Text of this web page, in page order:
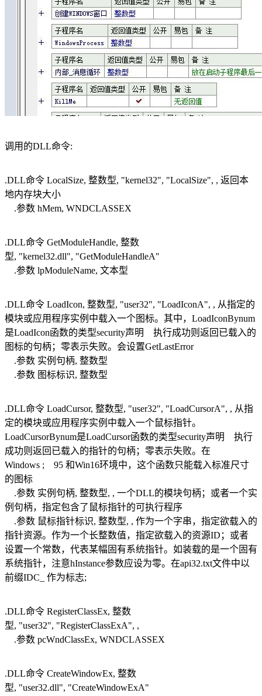
调用的DLL命令:
.DLL命令 LocalSize, 整数型, "kernel32", "LocalSize", , 返回本
地内存块大小
.参数 hMem, WNDCLASSEX
.DLL命令 GetModuleHandle, 整数
型, "kernel32.dll", "GetModuleHandleA"
.参数 lpModuleName, 文本型
.DLL命令 LoadIcon, 整数型, "user32", "LoadIconA", , 从指定的
模块或应用程序实例中载入一个图标。其中，LoadIconBynum
是LoadIcon函数的类型security声明 执行成功则返回已载入的
图标的句柄；零表示失败。会设置GetLastError
.参数 实例句柄, 整数型
.参数 图标标识, 整数型
.DLL命令 LoadCursor, 整数型, "user32", "LoadCursorA", , 从指
定的模块或应用程序实例中载入一个鼠标指针。
LoadCursorBynum是LoadCursor函数的类型security声明 执行
成功则返回已载入的指针的句柄；零表示失败。在
Windows ; 95 和Win16环境中，这个函数只能载入标准尺寸
的图标
.参数 实例句柄, 整数型, , 一个DLL的模块句柄；或者一个实
例句柄，指定包含了鼠标指针的可执行程序
.参数 鼠标指针标识, 整数型, , 作为一个字串，指定欲载入的
指针资源。作为一个长整数值，指定欲载入的资源ID；或者
设置一个常数，代表某幅固有系统指针。如装载的是一个固有
系统指针，注意hInstance参数应设为零。在api32.txt文件中以
前缀IDC_ 作为标志;
.DLL命令 RegisterClassEx, 整数
型, "user32", "RegisterClassExA", ,
.参数 pcWndClassEx, WNDCLASSEX
.DLL命令 CreateWindowEx, 整数
型, "user32.dll", "CreateWindowExA"